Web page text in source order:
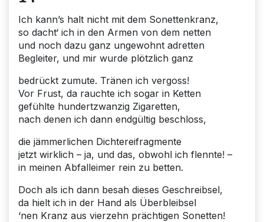
Ich kann’s halt nicht mit dem Sonettenkranz,
so dacht‘ ich in den Armen von dem netten
und noch dazu ganz ungewohnt adretten
Begleiter, und mir wurde plötzlich ganz
bedrückt zumute. Tränen ich vergoss!
Vor Frust, da rauchte ich sogar in Ketten
gefühlte hundertzwanzig Zigaretten,
nach denen ich dann endgültig beschloss,
die jämmerlichen Dichtereifragmente
jetzt wirklich – ja, und das, obwohl ich flennte! –
in meinen Abfalleimer rein zu betten.
Doch als ich dann besah dieses Geschreibsel,
da hielt ich in der Hand als Überbleibsel
‘nen Kranz aus vierzehn prächtigen Sonetten!